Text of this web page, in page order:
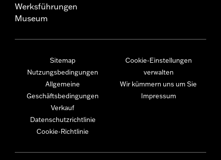
Werksführungen
Museum
Sitemap
Nutzungsbedingungen
Allgemeine
Geschäftsbedingungen
Verkauf
Datenschutzrichtlinie
Cookie-Richtlinie
Cookie-Einstellungen
verwalten
Wir kümmern uns um Sie
Impressum